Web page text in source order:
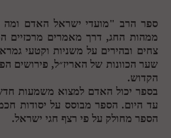
ספר הרב "מועדי ישראל האדם ומה
ממהות החג, דרך מאמרים מרכזיים
צחים ובהירים על משניות וקטעי
שער הכוונות של האריז״ל,
הקדוש.
בספר יכול האדם למצוא משמעות
עד היום. הספר מבוסס על יסודות
הספר מחולק על פי רצף חגי ישראל.